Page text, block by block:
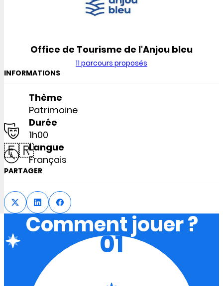
Office de Tourisme de l'Anjou bleu
11 parcours proposés
INFORMATIONS
Thème
Patrimoine
Durée
1h00
🇫🇷Langue
Français
PARTAGER
Comment jouer ?
01